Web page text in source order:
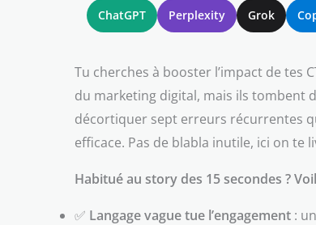
ChatGPT Perplexity Grok
Tu cherches à booster l’impact de tes
du marketing digital, mais ils tombent
décortiquer sept erreurs récurrentes
efficace. Pas de blabla inutile, ici on te
Habitué au story des 15 secondes ?
✅ Langage vague tue l’engagement :